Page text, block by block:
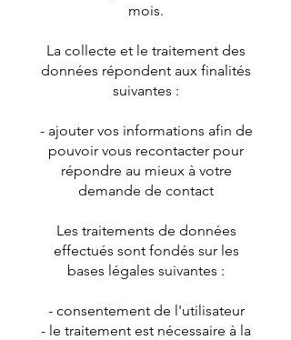
mois.
La collecte et le traitement des
données répondent aux finalités
suivantes :
- ajouter vos informations afin de
pouvoir vous recontacter pour
répondre au mieux à votre
demande de contact
Les traitements de données
effectués sont fondés sur les
bases légales suivantes :
- consentement de l'utilisateur
- le traitement est nécessaire à la